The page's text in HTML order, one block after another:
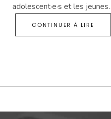
adolescent·e·s et les
CONTINUER À LIRE